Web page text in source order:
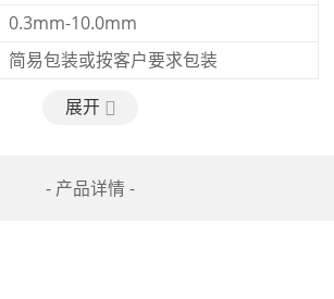
0.3mm-10.0mm
简易包装或按客户要求包装
展开
- 产品详情 -